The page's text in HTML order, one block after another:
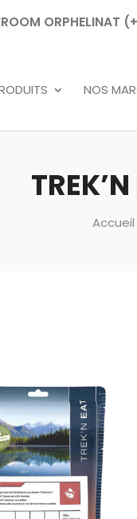
ORPHELINAT
NOS
Accueil